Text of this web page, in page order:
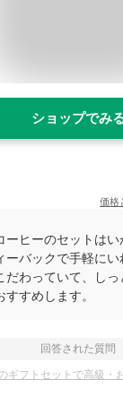
ショップでみ
価格
ーヒーのセットは
ーバックで手軽に
だわっていて、し
すめします。
回答された質問
ギフトセットで高級・